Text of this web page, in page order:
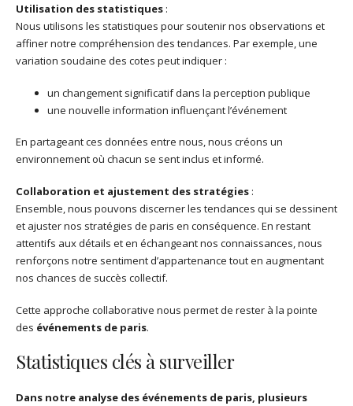
Utilisation des statistiques :
Nous utilisons les statistiques pour soutenir nos observations et
affiner notre compréhension des tendances. Par exemple, une
variation soudaine des cotes peut indiquer :
un changement significatif dans la perception publique
une nouvelle information influençant l’événement
En partageant ces données entre nous, nous créons un
environnement où chacun se sent inclus et informé.
Collaboration et ajustement des stratégies :
Ensemble, nous pouvons discerner les tendances qui se dessinent
et ajuster nos stratégies de paris en conséquence. En restant
attentifs aux détails et en échangeant nos connaissances, nous
renforçons notre sentiment d’appartenance tout en augmentant
nos chances de succès collectif.
Cette approche collaborative nous permet de rester à la pointe
des événements de paris.
Statistiques clés à surveiller
Dans notre analyse des événements de paris, plusieurs